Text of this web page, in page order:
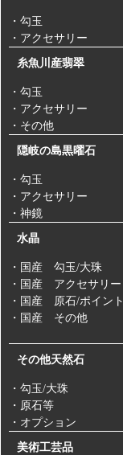
・勾玉
・アクセサリー
糸魚川産翡翠
・勾玉
・アクセサリー
・その他
隠岐の島黒曜石
・勾玉
・アクセサリー
・神鏡
水晶
・国産 勾玉/大珠
・国産 アクセサリー
・国産 原石/ポイント
・国産 その他
その他天然石
・勾玉/大珠
・原石等
・オプション
美術工芸品